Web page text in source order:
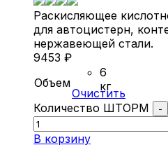
Раскисляющее
для автоцистерн,
нержавеющей стали.
9453 ₽
Объем
6
кг
Очистить
Количество ШТОРМ
-
В корзину